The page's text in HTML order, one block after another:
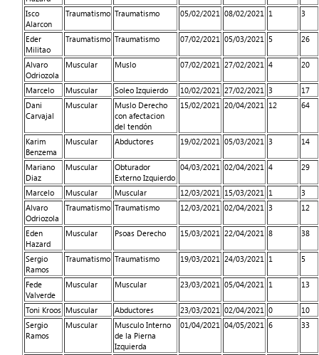
Isco
Alarcon
Traumatismo Traumatismo 05/02/2021 08/02/2021 1 3
Eder
Militao
Traumatismo Traumatismo 07/02/2021 05/03/2021 5 26
Alvaro
Odriozola
Muscular Muslo 07/02/2021 27/02/2021 4 20
Marcelo Muscular Soleo Izquierdo 10/02/2021 27/02/2021 3
17
Dani
Carvajal
Muscular
Muslo Derecho
con afectacion
del tendón
15/02/2021 20/04/2021 12 64
Karim
Benzema
Muscular Abductores 19/02/2021 05/03/2021 3 14
Mariano
Diaz
Muscular
Obturador
Externo Izquierdo
04/03/2021 02/04/2021 4 29
Marcelo Muscular Muscular 12/03/2021 15/03/2021 1
3
Alvaro
Odriozola
Traumatismo Traumatismo 12/03/2021 02/04/2021 3 12
Eden
Hazard
Muscular Psoas Derecho 15/03/2021 22/04/2021 8 38
Sergio
Ramos
Traumatismo Traumatismo 19/03/2021 24/03/2021 1 5
Fede
Valverde
Muscular Muscular 23/03/2021 05/04/2021 1 13
Toni Kroos Muscular Abductores 23/03/2021 02/04/2021 0
10
Sergio
Ramos
Muscular
Musculo Interno
de la Pierna
Izquierda
01/04/2021 04/05/2021 6 33